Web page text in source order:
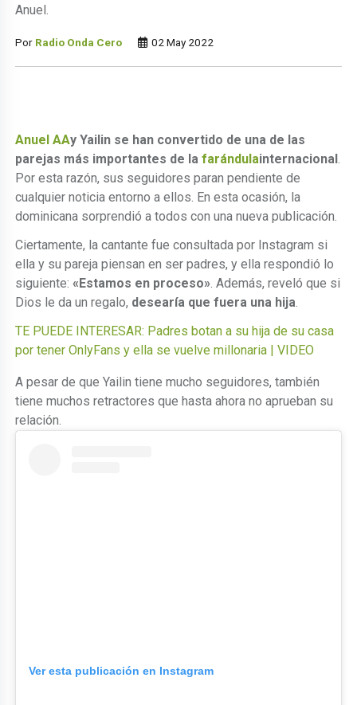
Anuel.
Por Radio Onda Cero 02 May 2022
Anuel AAy Yailin se han convertido de una de las
parejas más importantes de lafarándulainternacional
Por esta razón, sus seguidores paran pendiente de
cualquier noticia entorno a ellos. En esta ocasión, la
dominicana sorprendió a todos con una nueva publicación.
Ciertamente, la cantante fue consultada por Instagram si
ella y su pareja piensan en ser padres, y ella respondió lo
siguiente:«Estamos en proceso» . Además, reveló que si
Dios le da un regalo, desearía que fuera una hija
TE PUEDE INTERESAR: Padres botan a su hija de su casa
por tener OnlyFans y ella se vuelve millonaria | VIDEO
A pesar de que Yailin tiene mucho seguidores, también
tiene muchos retractores que hasta ahora no aprueban su
relación.
Ver esta publicación en Instagram